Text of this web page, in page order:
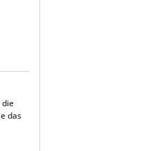
das